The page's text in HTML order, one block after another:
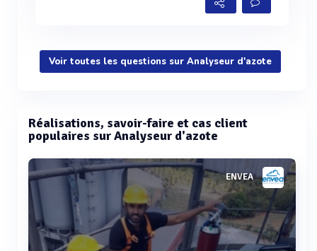
Voir toutes les questions sur Analyseur d'azote
Réalisations, savoir-faire et cas client
populaires sur Analyseur d'azote
ENVEA